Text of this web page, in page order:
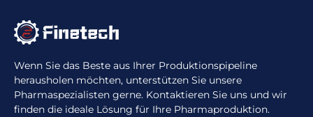
Wenn Sie das Beste aus Ihrer Produktionspipeline
herausholen möchten, unterstützen Sie unsere
Pharmaspezialisten gerne. Kontaktieren Sie uns und wir
finden die ideale Lösung für Ihre Pharmaproduktion.